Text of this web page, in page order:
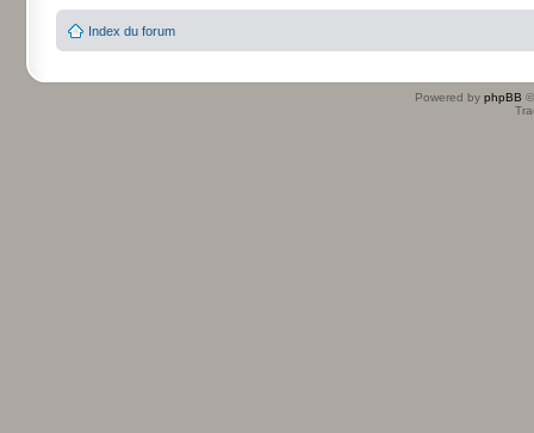
Index du forum
Powered by phpBB